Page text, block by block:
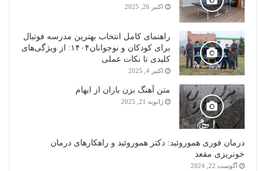
اکتبر 26, 2025
راهنمای کامل انتخاب بهترین مدرسه فوتبال
برای کودکان و نوجوانان۱۴۰۴: از ویژگی‌های
کلیدی تا نکات عملی
اکتبر 4, 2025
متن آهنگ بزن باران از ایهام
ژانویه 21, 2025
درمان فوری هموروئید: دکتر هموروئید و راهکارهای درمان
خونریزی مقعد
آگوست 22, 2024